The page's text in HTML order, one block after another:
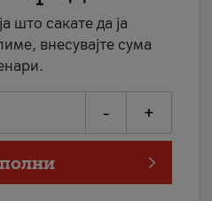
што сакате да ја
внесувајте сума
- +